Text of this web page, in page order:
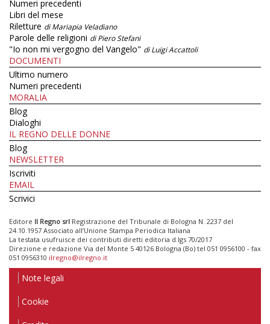
Numeri precedenti
Libri del mese
Riletture di Mariapia Veladiano
Parole delle religioni di Piero Stefani
"Io non mi vergogno del Vangelo" di Luigi Accattoli
DOCUMENTI
Ultimo numero
Numeri precedenti
MORALIA
Blog
Dialoghi
IL REGNO DELLE DONNE
Blog
NEWSLETTER
Iscriviti
EMAIL
Scrivici
Editore Il Regno srl Registrazione del Tribunale di Bologna N. 2237 del
24.10.1957 Associato all’Unione Stampa Periodica Italiana
La testata usufruisce dei contributi diretti editoria d.lgs 70/2017
Direzione e redazione Via del Monte 5 40126 Bologna (Bo) tel 051 0956100 - fax
051 0956310 ilregno@ilregno.it
Note legali
Cookie